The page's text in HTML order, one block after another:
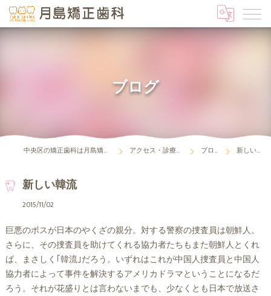
ブログ
中央区の矯正歯科は月島矯正歯科 アクセス・診療時間 ブログ 新しい韓流
新しい韓流
2015/11/02
巨悪のボスが日本のやくざの親分。対する警察の捜査員は朝鮮人。
さらに、その捜査員を助けてくれる協力者たちもまた朝鮮人とくれ
ば、まさしく｢韓流｣だろう。いずれはこれが中国人捜査員と中国人
協力者によって事件を解決するアメリカドラマということになるだ
ろう。それが花盛りとは言わないまでも、少なくとも日本で放送さ